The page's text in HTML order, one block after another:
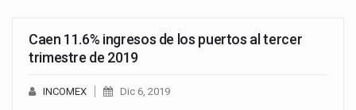
Caen 11.6% ingresos de los puertos al tercer
trimestre de 2019
INCOMEX Dic 6, 2019